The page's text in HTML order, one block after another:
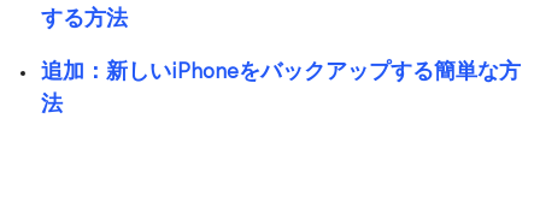
する方法
追加：新しいiPhoneをバックアップする簡単な方
法